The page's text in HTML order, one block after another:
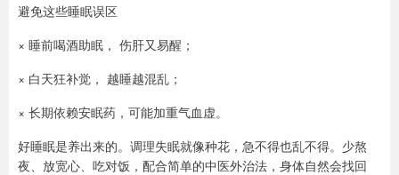
避免这些睡眠误区
× 睡前喝酒助眠， 伤肝又易醒；
× 白天狂补觉， 越睡越混乱；
× 长期依赖安眠药，可能加重气血虚。
好睡眠是养出来的。调理失眠就像种花，急不得也乱不得。少熬
夜、放宽心、吃对饭，配合简单的中医外治法，身体自然会找回